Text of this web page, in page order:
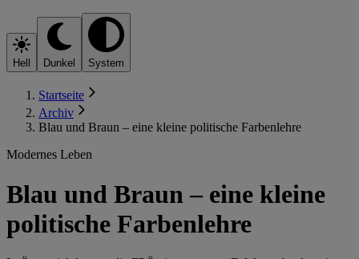
Hell Dunkel System
Startseite
Archiv
Blau und Braun – eine kleine politische Farbenlehre
Modernes Leben
Blau und Braun – eine kleine
politische Farbenlehre